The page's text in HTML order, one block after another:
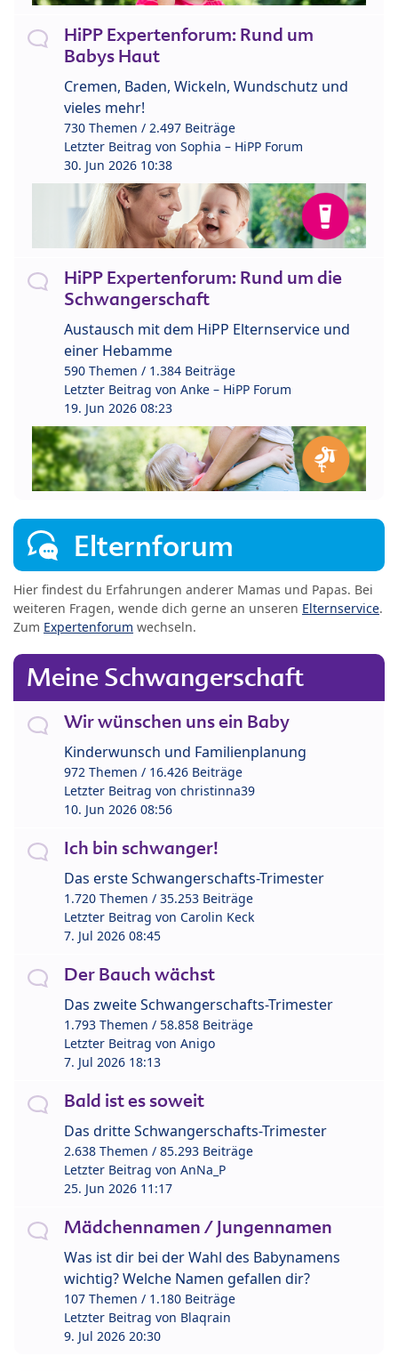
HiPP Expertenforum: Rund um
Babys Haut
Cremen, Baden, Wickeln, Wundschutz und
vieles mehr!
730 Themen / 2.497 Beiträge
Letzter Beitrag von Sophia – HiPP Forum
30. Jun 2026 10:38
HiPP Expertenforum: Rund um die
Schwangerschaft
Austausch mit dem HiPP Elternservice und
einer Hebamme
590 Themen / 1.384 Beiträge
Letzter Beitrag von Anke – HiPP Forum
19. Jun 2026 08:23
Elternforum
Hier findest du Erfahrungen anderer Mamas und Papas. Bei
weiteren Fragen, wende dich gerne an unseren Elternservice.
Zum Expertenforum wechseln.
Meine Schwangerschaft
Wir wünschen uns ein Baby
Kinderwunsch und Familienplanung
972 Themen / 16.426 Beiträge
Letzter Beitrag von christinna39
10. Jun 2026 08:56
Ich bin schwanger!
Das erste Schwangerschafts-Trimester
1.720 Themen / 35.253 Beiträge
Letzter Beitrag von Carolin Keck
7. Jul 2026 08:45
Der Bauch wächst
Das zweite Schwangerschafts-Trimester
1.793 Themen / 58.858 Beiträge
Letzter Beitrag von Anigo
7. Jul 2026 18:13
Bald ist es soweit
Das dritte Schwangerschafts-Trimester
2.638 Themen / 85.293 Beiträge
Letzter Beitrag von AnNa_P
25. Jun 2026 11:17
Mädchennamen / Jungennamen
Was ist dir bei der Wahl des Babynamens
wichtig? Welche Namen gefallen dir?
107 Themen / 1.180 Beiträge
Letzter Beitrag von Blaqrain
9. Jul 2026 20:30